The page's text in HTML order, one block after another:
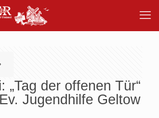
„Tag der offenen Tür“
Jugendhilfe Geltow